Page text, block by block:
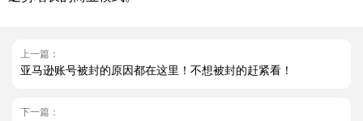
上一篇：
亚马逊账号被封的原因都在这里！不想被封的赶紧看！
下一篇：